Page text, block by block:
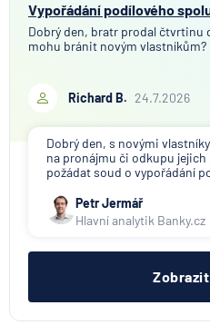
Vypořádání podílového
Dobrý den, bratr prodal čtvrtinu
mohu bránit novým
Richard B. 24.7.2026
Dobrý den, s novými
na pronájmu či odkupu
požádat soud o vypořádání
Petr Jermář
Hlavní analytik Banky.cz